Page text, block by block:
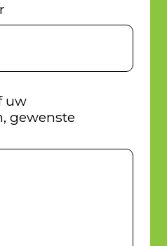
uw
gewenste